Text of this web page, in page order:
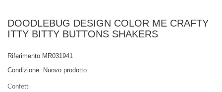
DOODLEBUG DESIGN COLOR ME CRAFTY
ITTY BITTY BUTTONS SHAKERS
Riferimento MR031941
Condizione: Nuovo prodotto
Confetti